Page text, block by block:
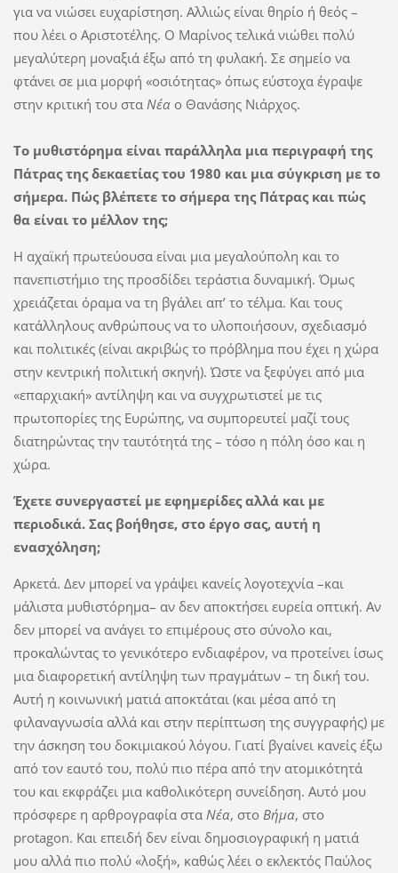
για να νιώσει ευχαρίστηση. Αλλιώς είναι θηρίο ή θεός –
που λέει ο Αριστοτέλης. Ο Μαρίνος τελικά νιώθει πολύ
μεγαλύτερη μοναξιά έξω από τη φυλακή. Σε σημείο να
φτάνει σε μια μορφή «οσιότητας» όπως εύστοχα έγραψε
στην κριτική του στα Νέαο Θανάσης Νιάρχος.
Το μυθιστόρημα είναι παράλληλα μια περιγραφή της
Πάτρας της δεκαετίας του 1980 και μια σύγκριση με το
σήμερα. Πώς βλέπετε το σήμερα της Πάτρας και πώς
θα είναι το μέλλον της;
Η αχαϊκή πρωτεύουσα είναι μια μεγαλούπολη και το
πανεπιστήμιο της προσδίδει τεράστια δυναμική. Όμως
χρειάζεται όραμα να τη βγάλει απ’ το τέλμα. Και τους
κατάλληλους ανθρώπους να το υλοποιήσουν, σχεδιασμό
και πολιτικές (είναι ακριβώς το πρόβλημα που έχει η χώρα
στην κεντρική πολιτική σκηνή). Ώστε να ξεφύγει από μια
«επαρχιακή» αντίληψη και να συγχρωτιστεί με τις
πρωτοπορίες της Ευρώπης, να συμπορευτεί μαζί τους
διατηρώντας την ταυτότητά της – τόσο η πόλη όσο και η
χώρα.
Έχετε συνεργαστεί με εφημερίδες αλλά και με
περιοδικά. Σας βοήθησε, στο έργο σας, αυτή η
ενασχόληση;
Αρκετά. Δεν μπορεί να γράψει κανείς λογοτεχνία –και
μάλιστα μυθιστόρημα– αν δεν αποκτήσει ευρεία οπτική. Αν
δεν μπορεί να ανάγει το επιμέρους στο σύνολο και,
προκαλώντας το γενικότερο ενδιαφέρον, να προτείνει ίσως
μια διαφορετική αντίληψη των πραγμάτων – τη δική του.
Αυτή η κοινωνική ματιά αποκτάται (και μέσα από τη
φιλαναγνωσία αλλά και στην περίπτωση της συγγραφής) με
την άσκηση του δοκιμιακού λόγου. Γιατί βγαίνει κανείς έξω
από τον εαυτό του, πολύ πιο πέρα από την ατομικότητά
του και εκφράζει μια καθολικότερη συνείδηση. Αυτό μου
πρόσφερε η αρθρογραφία στα Νέα, στο Βήμα, στο
protagon. Και επειδή δεν είναι δημοσιογραφική η ματιά
μου αλλά πιο πολύ «λοξή», καθώς λέει ο εκλεκτός Παύλος